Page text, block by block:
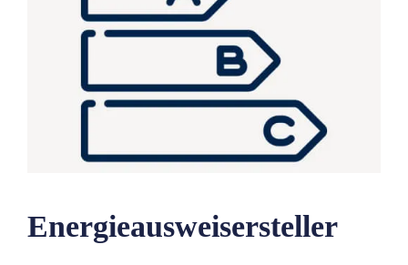
Energieausweisersteller